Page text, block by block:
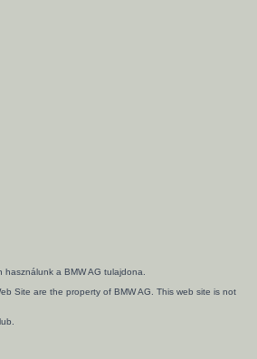
a BMW AG tulajdona.
Site are the property of BMW AG. This web site is not